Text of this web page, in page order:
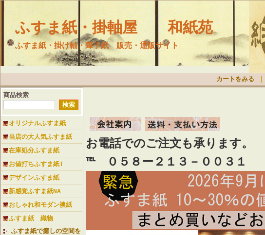
ふすま紙・掛軸屋 和紙苑
ふすま紙・掛け軸・障子紙 販売・通販サイト
カートをみる
商品検索
オリジナルふすま紙
当店の大人気ふすま紙
在庫処分ふすま紙
お値打ちふすま紙T
デザインふすま紙
新感覚ふすま紙NA
おしゃれ和モダン襖紙
ふすま紙 織物
ふすま紙で癒しの空間を
お電話でのご注文も承ります。
℡ ０５８ー２１３－００３１